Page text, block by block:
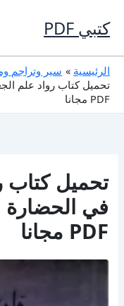
إلى
المحتوى
كتبي PDF
الرئيسية
سير وتراجم
تحميل كتاب رواد علم
PDF مجانا
تحميل كتاب
في الحضارة
PDF مجانا